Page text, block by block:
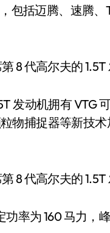
包括迈腾、速腾、
发动机拥有 VTG
物捕捉器等新技
功率为 160 马力，